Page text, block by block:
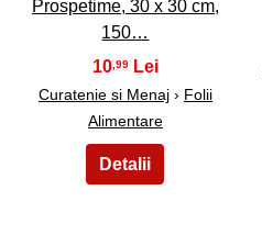
Prospetime, 30 x 30 cm,
150…
10,99
Curatenie si Menaj› Folii
Alimentare